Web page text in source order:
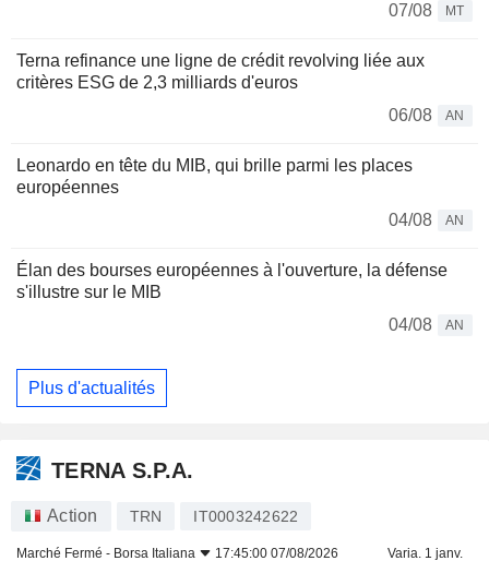
07/08
MT
Terna refinance une ligne de crédit revolving liée aux
critères ESG de 2,3 milliards d'euros
06/08
AN
Leonardo en tête du MIB, qui brille parmi les places
européennes
04/08
AN
Élan des bourses européennes à l'ouverture, la défense
s'illustre sur le MIB
04/08
AN
Plus d'actualités
TERNA S.P.A.
Action TRN IT0003242622
Marché Fermé - Borsa Italiana 17:45:00 07/08/2026 Varia. 1 janv.